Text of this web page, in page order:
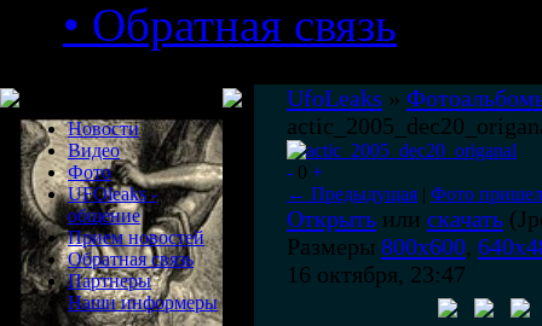
• Обратная связь
Новости
Видео
Фото
UFOleaks -
общение
Прием новостей
Обратная связь
Партнеры
Наши информеры
UfoLeaks »
- 0 +
← Предыдущая | Фото
Открыть или скачать
Размеры 800x600,
16 октября, 23:47